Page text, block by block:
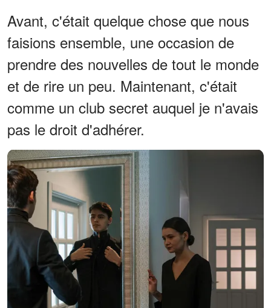
Avant, c'était quelque chose que nous
faisions ensemble, une occasion de
prendre des nouvelles de tout le monde
et de rire un peu. Maintenant, c'était
comme un club secret auquel je n'avais
pas le droit d'adhérer.